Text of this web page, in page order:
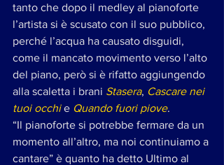
tanto che dopo il medley al pianoforte
l’artista si è scusato con il suo pubblico,
perché l’acqua ha causato disguidi,
come il mancato movimento verso l’alto
del piano, però si è rifatto aggiungendo
alla scaletta i brani Stasera, Cascare nei
tuoi occhi e Quando fuori piove.
“Il pianoforte si potrebbe fermare da un
momento all’altro, ma noi continuiamo a
cantare” è quanto ha detto Ultimo al